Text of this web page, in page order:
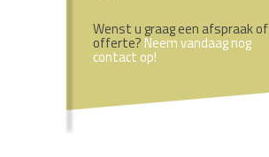
Wenst u graag een afspraak of
offerte? Neem vandaag nog
contact op!